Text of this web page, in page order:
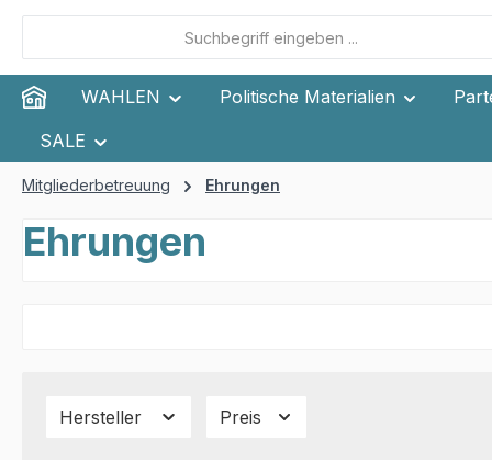
WAHLEN Politische Materialien
SALE
Mitgliederbetreuung Ehrungen
Ehrungen
Hersteller Preis